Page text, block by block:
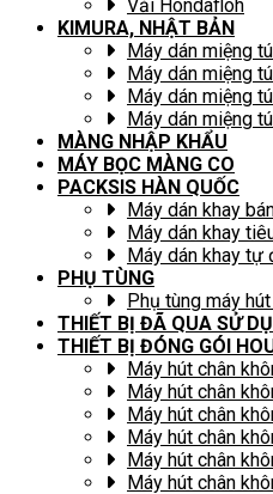
Vải Hondafloh
KIMURA, NHẬT BẢN
Máy dán miệng
Máy dán miệng
Máy dán miệng
Máy dán miệng
MÀNG NHẬP KHẨU
MÁY BỌC MÀNG CO
PACKSIS HÀN QUỐC
Máy dán khay
Máy dán khay
Máy dán khay tự
PHỤ TÙNG
Phụ tùng máy
THIẾT BỊ ĐÃ QUA SỬ
THIẾT BỊ ĐÓNG GÓI
Máy hút chân
Máy hút chân
Máy hút chân
Máy hút chân
Máy hút chân
Máy hút chân